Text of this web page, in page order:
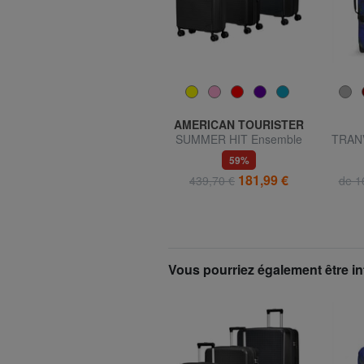
AMERICAN TOURISTER
SUMMER HIT Ensemble
cabine + trolley moyen +
grand
59%
439,70 € 181,99 € de
Vous pourriez également être